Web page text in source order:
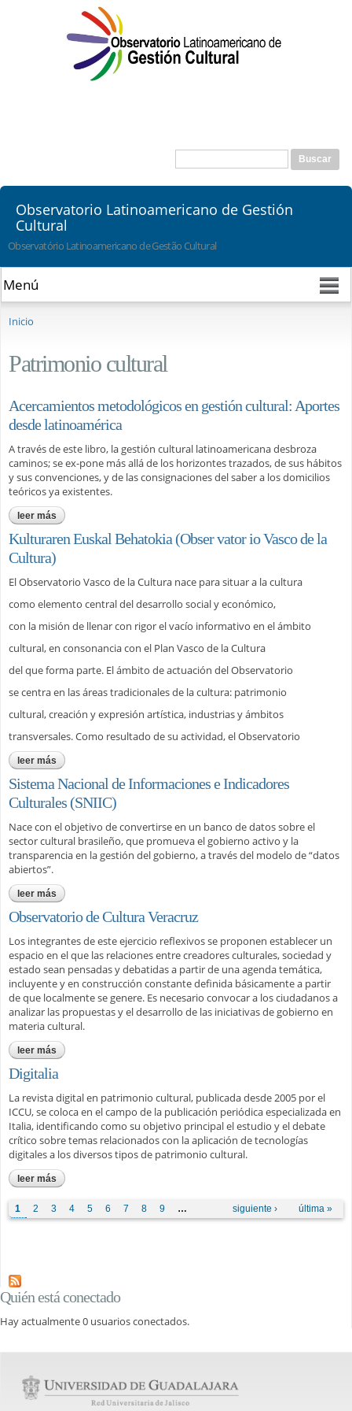
principal
Formulario de búsqueda
Observatorio Latinoamericano de Gestión
Cultural
Observatório Latinoamericano de Gestão Cultural
Inicio
Patrimonio cultural
Acercamientos metodológicos en gestión cultural: Aportes
desde latinoamérica
A través de este libro, la gestión cultural latinoamericana desbroza
caminos; se ex-pone más allá de los horizontes trazados, de sus hábitos
y sus convenciones, y de las consignaciones del saber a los domicilios
teóricos ya existentes.
leer más sobre acercamientos metodológicos en gestión cultural:
aportes desde latinoamérica
Kulturaren Euskal Behatokia (Obser vator io Vasco de la
Cultura)
El Observatorio Vasco de la Cultura nace para situar a la cultura
como elemento central del desarrollo social y económico,
con la misión de llenar con rigor el vacío informativo en el ámbito
cultural, en consonancia con el Plan Vasco de la Cultura
del que forma parte. El ámbito de actuación del Observatorio
se centra en las áreas tradicionales de la cultura: patrimonio
cultural, creación y expresión artística, industrias y ámbitos
transversales. Como resultado de su actividad, el Observatorio
leer más sobre kulturaren euskal behatokia (obser vator io vasco de la
cultura)
Sistema Nacional de Informaciones e Indicadores
Culturales (SNIIC)
Nace con el objetivo de convertirse en un banco de datos sobre el
sector cultural brasileño, que promueva el gobierno activo y la
transparencia en la gestión del gobierno, a través del modelo de “datos
abiertos”.
leer más sobre sistema nacional de informaciones e indicadores
culturales (sniic)
Observatorio de Cultura Veracruz
Los integrantes de este ejercicio reflexivos se proponen establecer un
espacio en el que las relaciones entre creadores culturales, sociedad y
estado sean pensadas y debatidas a partir de una agenda temática,
incluyente y en construcción constante definida básicamente a partir
de que localmente se genere. Es necesario convocar a los ciudadanos a
analizar las propuestas y el desarrollo de las iniciativas de gobierno en
materia cultural.
leer más sobre observatorio de cultura veracruz
Digitalia
La revista digital en patrimonio cultural, publicada desde 2005 por el
ICCU, se coloca en el campo de la publicación periódica especializada en
Italia, identificando como su objetivo principal el estudio y el debate
crítico sobre temas relacionados con la aplicación de tecnologías
digitales a los diversos tipos de patrimonio cultural.
leer más sobre digitalia
Páginas
1 2 3 4 5 6 7 8 9 … siguiente › última »
Quién está conectado
Hay actualmente 0 usuarios conectados.